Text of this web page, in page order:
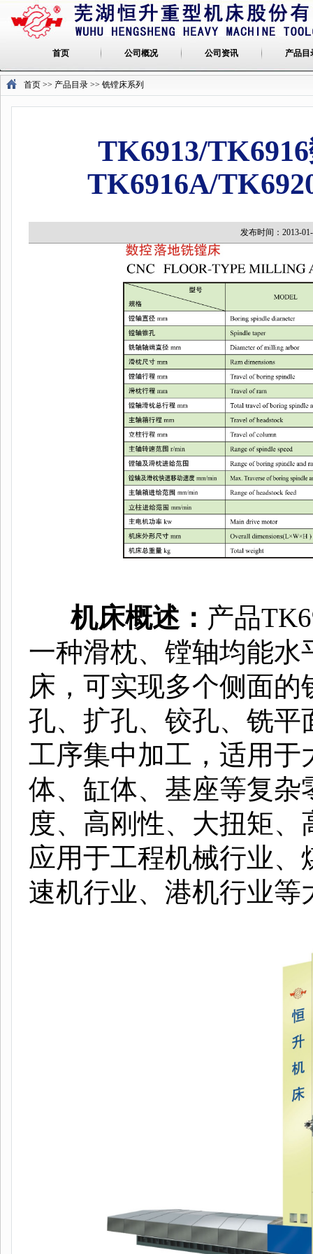
首页 公司概况 公司资讯 产品目
首页 >> 产品目录 >> 铣镗床系列
TK6913/
TK6916A/
发布时间：2013-
机床概述： 产品
一种滑枕、镗轴均能
床，可实现多个侧面
孔、扩孔、铰孔、铣
工序集中加工，适用
体、缸体、基座等复
度、高刚性、大扭矩
应用于工程机械行业
速机行业、港机行业等